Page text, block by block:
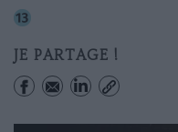
JE PARTAGE !